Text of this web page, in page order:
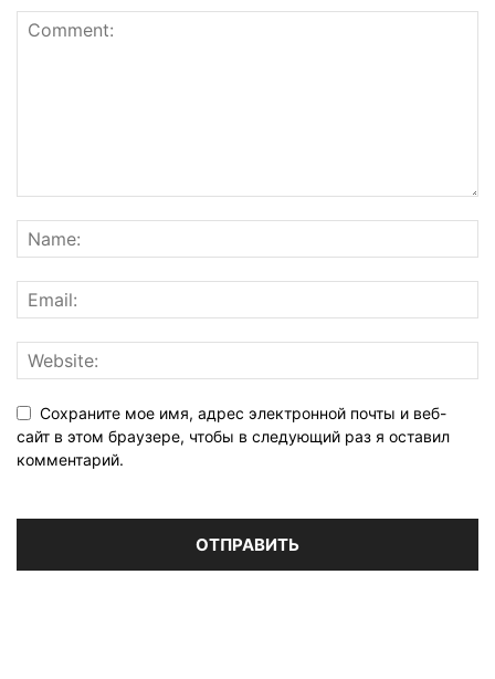
Сохраните мое имя, адрес электронной почты и веб-
сайт в этом браузере, чтобы в следующий раз я оставил
комментарий.